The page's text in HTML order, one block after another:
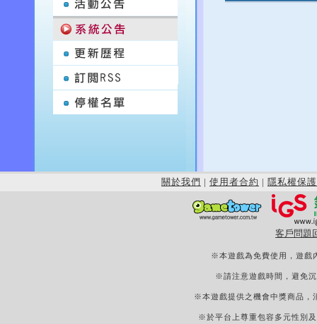
關於我們 | 使用者合約 | 隱私權保護
客戶問題
※本遊戲為免費使用，遊戲
※請注意遊戲時間，避免
※本遊戲提供之機會中獎商品，
※於平台上尊重包容多元性別